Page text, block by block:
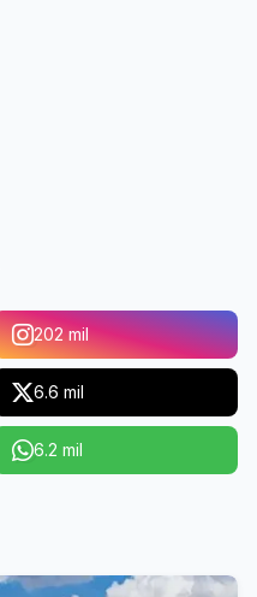
202 mil
6.6 mil
6.2 mil